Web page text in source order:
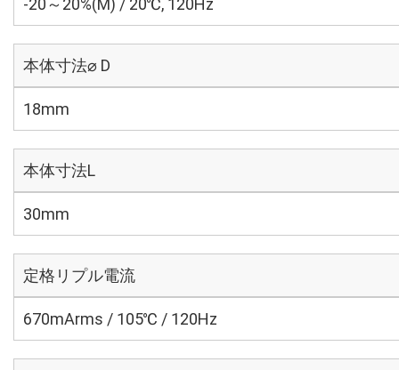
-20～20%(M) / 20℃, 120Hz
本体寸法⌀ D
18mm
本体寸法L
30mm
定格リプル電流
670mArms / 105℃ / 120Hz